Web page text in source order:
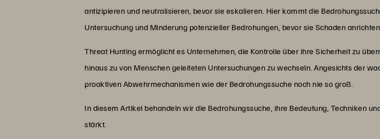
antizipieren und neutralisieren, bevor sie eskalieren. Hier kommt die
Untersuchung und Minderung potenzieller Bedrohungen, bevor sie Schaden
Threat Hunting ermöglicht es Unternehmen, die Kontrolle über ihre Sicherheit zu
hinaus zu von Menschen geleiteten Untersuchungen zu wechseln. Angesichts der
proaktiven Abwehrmechanismen wie der Bedrohungssuche noch nie so groß.
In diesem Artikel behandeln wir die Bedrohungssuche, ihre Bedeutung, Techniken
stärkt.